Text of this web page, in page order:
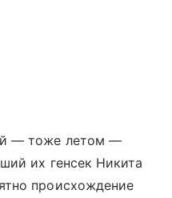
— тоже летом —
их генсек Никита
происхождение